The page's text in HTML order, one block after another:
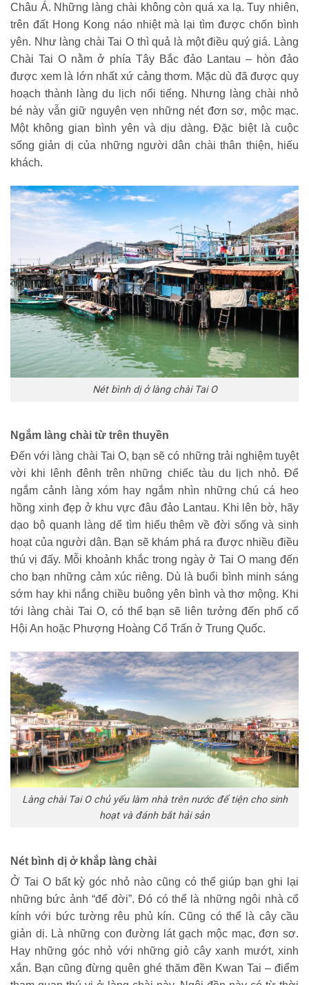
Châu Á. Những làng chài không còn quá xa lạ. Tuy nhiên,
trên đất Hong Kong náo nhiệt mà lại tìm được chốn bình
yên. Như làng chài Tai O thì quả là một điều quý giá. Làng
Chài Tai O nằm ở phía Tây Bắc đảo Lantau – hòn đảo
được xem là lớn nhất xứ cảng thơm. Mặc dù đã được quy
hoạch thành làng du lịch nổi tiếng. Nhưng làng chài nhỏ
bé này vẫn giữ nguyên vẹn những nét đơn sơ, mộc mạc.
Một không gian bình yên và dịu dàng. Đặc biệt là cuộc
sống giản dị của những người dân chài thân thiện, hiếu
khách.
Nét bình dị ở làng chài Tai O
Ngắm làng chài từ trên thuyền
Đến với làng chài Tai O, bạn sẽ có những trải nghiệm tuyệt
vời khi lênh đênh trên những chiếc tàu du lịch nhỏ. Để
ngắm cảnh làng xóm hay ngắm nhìn những chú cá heo
hồng xinh đẹp ở khu vực đâu đảo Lantau. Khi lên bờ, hãy
dạo bộ quanh làng dể tìm hiểu thêm về đời sống và sinh
hoạt của người dân. Bạn sẽ khám phá ra được nhiều điều
thú vị đấy. Mỗi khoảnh khắc trong ngày ở Tai O mang đến
cho bạn những cảm xúc riêng. Dù là buổi bình minh sáng
sớm hay khi nắng chiều buông yên bình và thơ mộng. Khi
tới làng chài Tai O, có thể bạn sẽ liên tưởng đến phố cổ
Hội An hoặc Phượng Hoàng Cổ Trấn ở Trung Quốc.
Làng chài Tai O chủ yếu làm nhà trên nước để tiện cho sinh
hoạt và đánh bắt hải sản
Nét bình dị ở khắp làng chài
Ở Tai O bất kỳ góc nhỏ nào cũng có thể giúp bạn ghi lại
những bức ảnh “để đời”. Đó có thể là những ngôi nhà cổ
kính với bức tường rêu phủ kín. Cũng có thể là cây cầu
giản dị. Là những con đường lát gạch mộc mạc, đơn sơ.
Hay những góc nhỏ với những giỏ cây xanh mướt, xinh
xắn. Bạn cũng đừng quên ghé thăm đền Kwan Tai – điểm